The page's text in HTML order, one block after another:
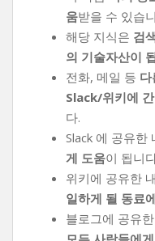
움받을 수 있습
해당 지식은 검
의 기술자산이
전화, 메일 등
Slack/위키에
다.
Slack 에 공유한
게 도움이 됩니
위키에 공유한
일하게 될 동료
블로그에 공유